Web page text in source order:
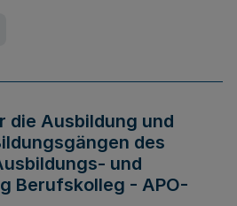
die Ausbildung und
des
und
Berufskolleg - APO-